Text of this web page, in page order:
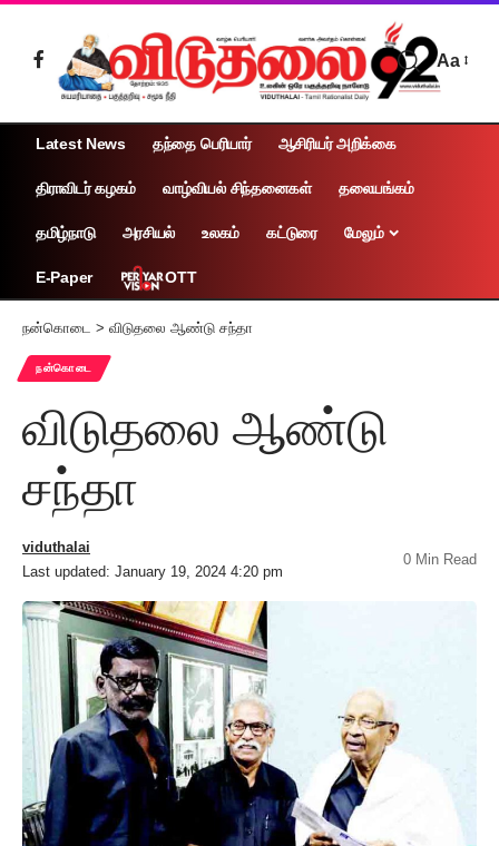
Aa
Latest News தந்தை பெரியார் ஆசிரியர் அறிக்கை
திராவிடர் கழகம் வாழ்வியல் சிந்தனைகள் தலையங்கம்
தமிழ்நாடு அரசியல் உலகம் கட்டுரை மேலும்
E-Paper OTT
நன்கொடை > விடுதலை ஆண்டு சந்தா
நன்கொடை
விடுதலை ஆண்டு
சந்தா
Last updated: January 19, 2024 4:20 pm
viduthalai
0 Min Read